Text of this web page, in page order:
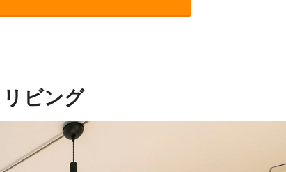
リビング